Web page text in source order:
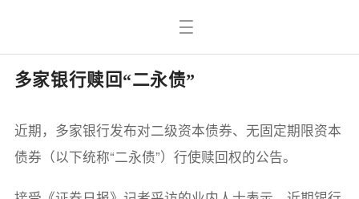
多家银行赎回“二永债”
近期，多家银行发布对二级资本债券、无固定期限资本
债券（以下统称“二永债”）行使赎回权的公告。